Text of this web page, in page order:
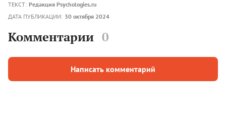
ТЕКСТ: Редакция Psychologies.ru
ДАТА ПУБЛИКАЦИИ: 30 октября 2024
Комментарии 0
Написать комментарий